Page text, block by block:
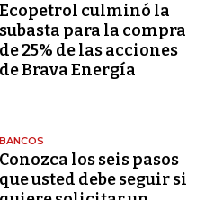
Ecopetrol culminó la
subasta para la compra
de 25% de las acciones
de Brava Energía
BANCOS
Conozca los seis pasos
que usted debe seguir si